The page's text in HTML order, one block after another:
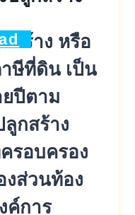
สร้าง หรือ
ษีที่ดิน เป็น
ยปีตาม
กสร้าง
รอบครอง
งส่วนท้อง
ค์การ